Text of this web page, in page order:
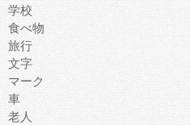
学校
食べ物
旅行
文字
マーク
車
老人